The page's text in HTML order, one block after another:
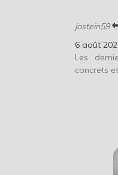
jostein59
6 août
Les
concrets